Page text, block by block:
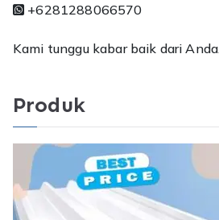
+6281288066570
Kami tunggu kabar baik dari
Produk